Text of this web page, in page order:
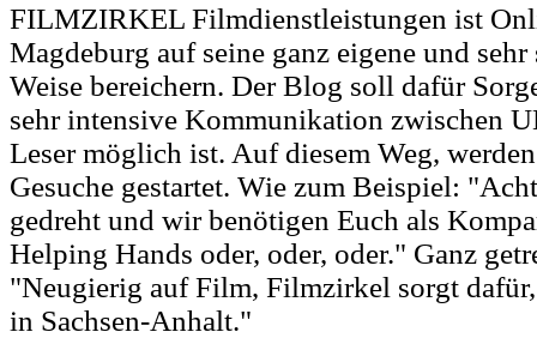
FILMZIRKEL Filmdienstleistungen ist
Magdeburg auf seine ganz eigene und
Weise bereichern. Der Blog soll dafür
sehr intensive Kommunikation zwischen
Leser möglich ist. Auf diesem Weg,
Gesuche gestartet. Wie zum Beispiel:
gedreht und wir benötigen Euch als
Helping Hands oder, oder, oder." Ganz
"Neugierig auf Film, Filmzirkel sorgt dafür,
in Sachsen-Anhalt."